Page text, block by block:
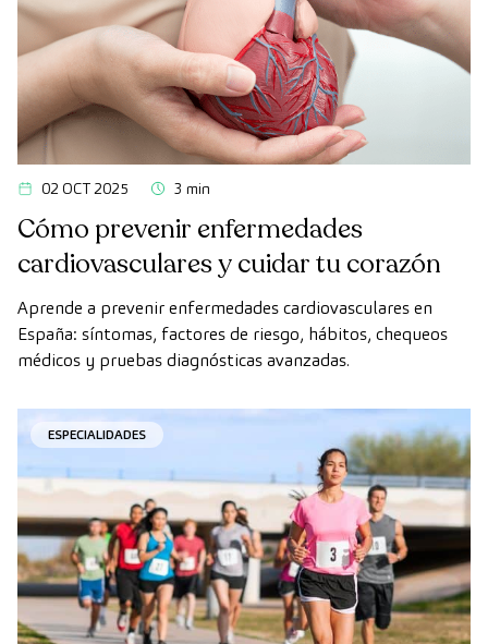
02 OCT 2025 3 min
Cómo prevenir enfermedades
cardiovasculares y cuidar tu corazón
Aprende a prevenir enfermedades cardiovasculares en
España: síntomas, factores de riesgo, hábitos, chequeos
médicos y pruebas diagnósticas avanzadas.
ESPECIALIDADES